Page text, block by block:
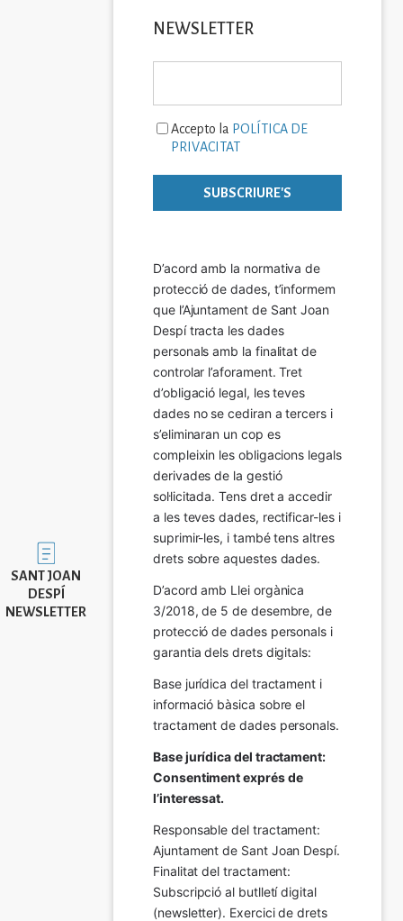
Imatge
SANT JOAN
DESPÍ
NEWSLETTER
NEWSLETTER
Accepto la POLÍTICA DE
PRIVACITAT
D’acord amb la normativa de
protecció de dades, t’informem
que l’Ajuntament de Sant Joan
Despí tracta les dades
personals amb la finalitat de
controlar l’aforament. Tret
d’obligació legal, les teves
dades no se cediran a tercers i
s’eliminaran un cop es
compleixin les obligacions legals
derivades de la gestió
sol·licitada. Tens dret a accedir
a les teves dades, rectificar-les i
suprimir-les, i també tens altres
drets sobre aquestes dades.
D’acord amb Llei orgànica
3/2018, de 5 de desembre, de
protecció de dades personals i
garantia dels drets digitals:
Base jurídica del tractament i
informació bàsica sobre el
tractament de dades personals.
Base jurídica del tractament:
Consentiment exprés de
l’interessat.
Responsable del tractament:
Ajuntament de Sant Joan Despí.
Finalitat del tractament:
Subscripció al butlletí digital
(newsletter). Exercici de drets